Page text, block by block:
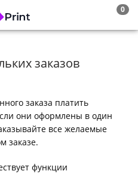
0
заказов
заказа платить
они оформлены в один
все желаемые
заказе.
функции